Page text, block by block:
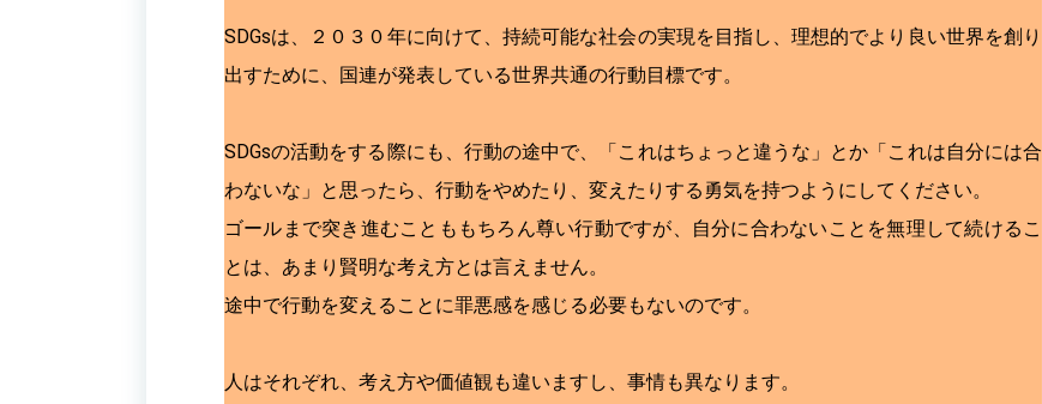
SDGsは、２０３０年に向けて、持続可能な社会の実現を目指し、理想的でより良い世界を創り
出すために、国連が発表している世界共通の行動目標です。
SDGsの活動をする際にも、行動の途中で、「これはちょっと違うな」とか「これは自分には合
わないな」と思ったら、行動をやめたり、変えたりする勇気を持つようにしてください。
ゴールまで突き進むことももちろん尊い行動ですが、自分に合わないことを無理して続けるこ
とは、あまり賢明な考え方とは言えません。
途中で行動を変えることに罪悪感を感じる必要もないのです。
人はそれぞれ、考え方や価値観も違いますし、事情も異なります。